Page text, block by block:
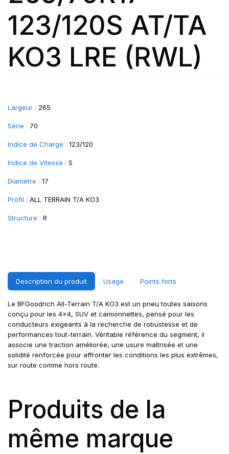
123/120S AT/TA
KO3 LRE (RWL)
Largeur : 265
Série : 70
Indice de Charge : 123/120
Indice de Vitesse : S
Diamètre : 17
Profil : ALL TERRAIN T/A KO3
Structure : R
Description du produit Usage Points forts
Le BFGoodrich All-Terrain T/A KO3 est un pneu toutes saisons
conçu pour les 4x4, SUV et camionnettes, pensé pour les
conducteurs exigeants à la recherche de robustesse et de
performances tout-terrain. Véritable référence du segment, il
associe une traction améliorée, une usure maîtrisée et une
solidité renforcée pour affronter les conditions les plus extrêmes,
sur route comme hors route.
Produits de la
même marque